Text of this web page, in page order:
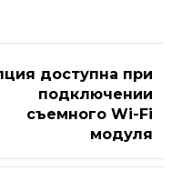
доступна при
подключении
съемного Wi-Fi
модуля